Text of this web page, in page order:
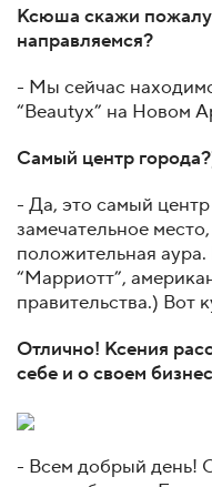
Ксюша скажи
направляемся?
- Мы сейчас
“Beautyx” на Новом
Самый центр
- Да, это самый
замечательное
положительная
“Марриотт”,
правительства.) Вот
Отлично! Ксения
себе и о своем
- Всем добрый день!